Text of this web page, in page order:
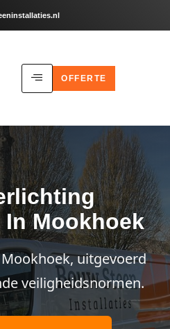
OFFERTE
Mookhoek
uitgevoerd
veiligheidsnormen.